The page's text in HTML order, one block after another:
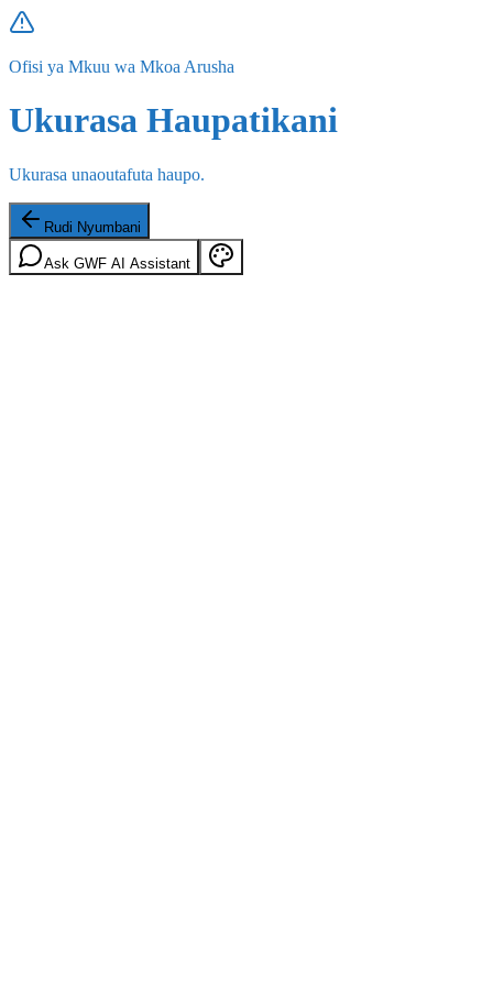
Ofisi ya Mkuu wa Mkoa Arusha
Ukurasa Haupatikani
Ukurasa unaoutafuta haupo.
Rudi Nyumbani
Ask GWF AI Assistant